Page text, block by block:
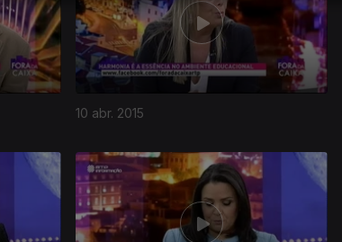
10 abr. 2015